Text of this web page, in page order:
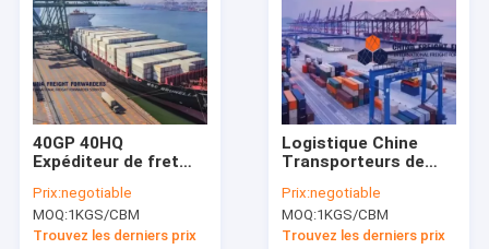
Transporteurs de marchandises en Chine
Transporteur maritime
expéditeur de fret aérien
Expédition de marchandises de porte en porte
Services de messagerie express
40GP 40HQ
Expéditeur de fret
fret maritime de
Chine aux États-Unis
Prix:negotiable
MOQ:1KGS/CBM
Trouvez les derniers prix
Logistique Chine
Transporteurs de
conteneurs
complets
Professionnel
Prix:negotiable
MOQ:1KGS/CBM
Trouvez les derniers prix